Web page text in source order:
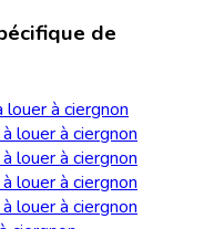
de
à ciergnon
louer à ciergnon
louer à ciergnon
louer à ciergnon
louer à ciergnon